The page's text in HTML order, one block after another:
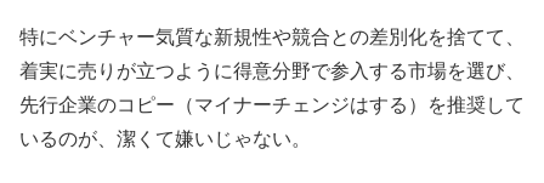
特にベンチャー気質な新規性や競合との差別化を捨てて、
着実に売りが立つように得意分野で参入する市場を選び、
先行企業のコピー（マイナーチェンジはする）を推奨して
いるのが、潔くて嫌いじゃない。